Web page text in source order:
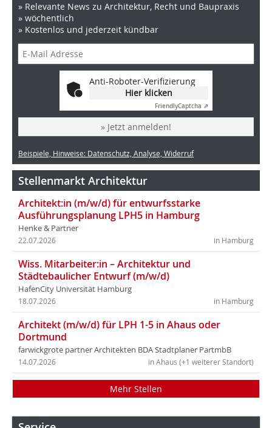
» Relevante News zu Architektur, Recht und Baupraxis
» wöchentlich
» Kostenlos und jederzeit kündbar
Anti-Roboter-Verifizierung
Hier klicken
FriendlyCaptcha ⇗
» Jetzt anmelden!
Beispiele, Hinweise: Datenschutz, Analyse, Widerruf
Stellenmarkt Architektur
Architekt:in (m/w/d) für entwurfsstarke
Ausführungsplanung LPH5 in Hamburg
Henke & Partner
in Hamburg
22.07.2026
Wiss. Mitarbeiter:in – Architektur und
Städtebaulicher Entwurf (m/w/d)
HafenCity Universität Hamburg
in Hamburg
18.07.2026
Architekt (m/w/d) für LPH 1-5 in Ahaus oder
Dortmund
farwickgrote partner Architekten BDA Stadtplaner PartmbB
in Ahaus (+1 weiterer Standort)
14.07.2026
Mehr Stellen